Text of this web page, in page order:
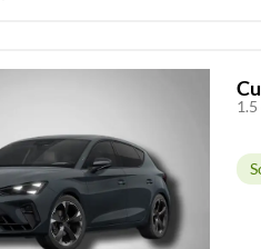
1.5